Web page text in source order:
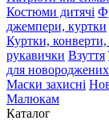
Костюми дитячі
джемпери, куртки
Куртки, конверти,
рукавички Взуття
для новороджених
Маски захисні
Малюкам
Каталог